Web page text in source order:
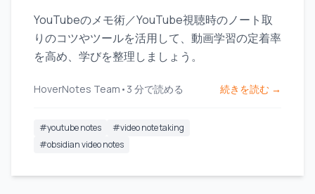
YouTubeのメモ術／YouTube視聴時のノート取
りのコツやツールを活用して、動画学習の定着率
を高め、学びを整理しましょう。
HoverNotes Team • 3 分で読める 続きを読む →
#youtube notes #video note taking
#obsidian video notes